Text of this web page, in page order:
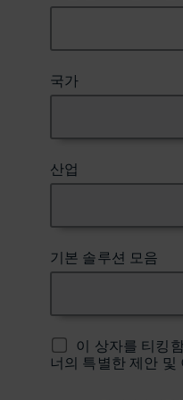
국가
산업
기본 솔루션 모음
이 상자를 티킹
너의 특별한 제안 및